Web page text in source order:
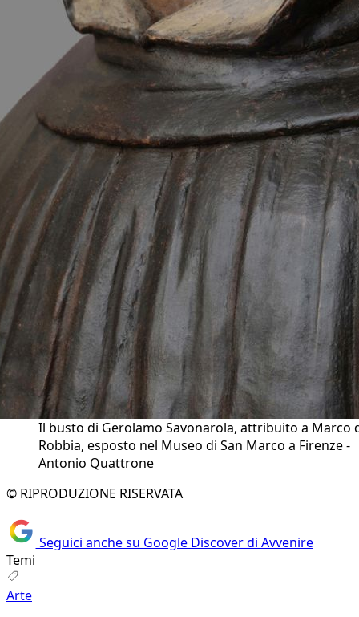
Il busto di Gerolamo Savonarola, attribuito a Marco
Robbia, esposto nel Museo di San Marco a Firenze -
Antonio Quattrone
© RIPRODUZIONE RISERVATA
Seguici anche su Google Discover di Avvenire
Temi
Arte